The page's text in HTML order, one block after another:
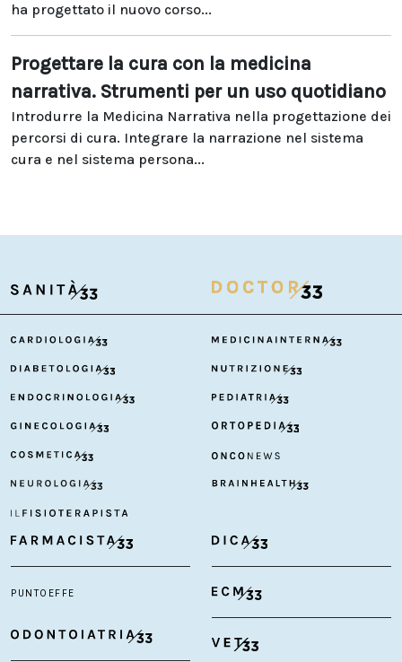
ha progettato il nuovo corso...
Progettare la cura con la medicina
narrativa. Strumenti per un uso quotidiano
Introdurre la Medicina Narrativa nella progettazione dei
percorsi di cura. Integrare la narrazione nel sistema
cura e nel sistema persona...